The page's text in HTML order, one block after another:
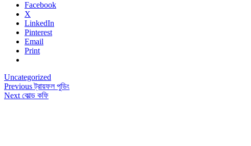
Facebook
X
LinkedIn
Pinterest
Email
Print
Uncategorized
Post
navigation
PreviousPrevious
post:
ট্রায়ফল পুডিং
Next Next
কোল্ড কফি